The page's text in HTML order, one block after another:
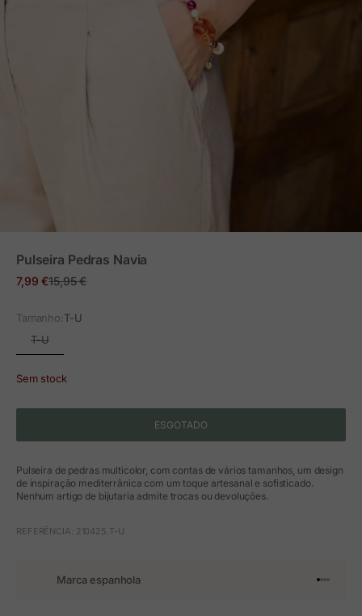
Pulseira Pedras Navia
Preço em promoção
7,99 €Preço normal
15,95 €
Tamanho:T-U
T-U
Sem stock
ESGOTADO
Pulseira de pedras multicolor, com contas de vários tamanhos, um design
de inspiração mediterrânica com um toque artesanal e sofisticado.
Nenhum artigo de bijutaria admite trocas ou devoluções.
REFERÊNCIA: 210425.T-U
Marca espanhola Ir para o
Ir para
Ir para
Ir para